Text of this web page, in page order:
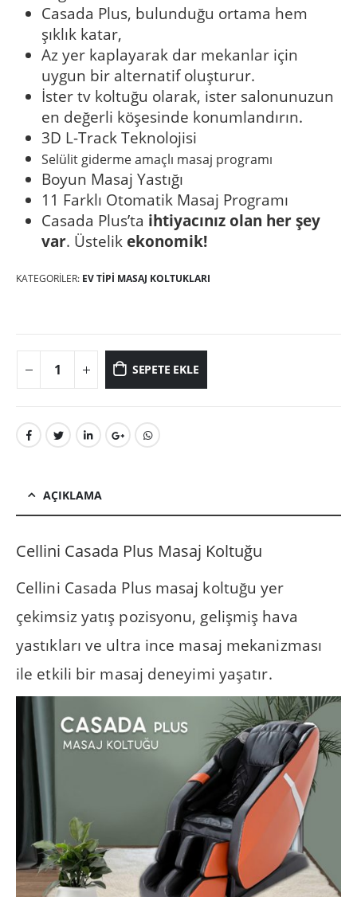
Casada Plus, bulunduğu ortama hem
şıklık katar,
Az yer kaplayarak dar mekanlar için
uygun bir alternatif oluşturur.
İster tv koltuğu olarak, ister salonunuzun
en değerli köşesinde konumlandırın.
3D L-Track Teknolojisi
Selülit giderme amaçlı masaj programı
Boyun Masaj Yastığı
11 Farklı Otomatik Masaj Programı
Casada Plus’ta ihtiyacınız olan her şey
var. Üstelikekonomik!
KATEGORILER: EV TIPI MASAJ KOLTUKLARI
SEPETE EKLE
AÇIKLAMA
Cellini Casada Plus Masaj Koltuğu
Cellini Casada Plus masaj koltuğu yer
çekimsiz yatış pozisyonu, gelişmiş hava
yastıkları ve ultra ince masaj mekanizması
ile etkili bir masaj deneyimi yaşatır.